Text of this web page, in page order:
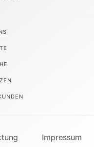
Impressum